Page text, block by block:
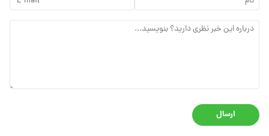
ارسال